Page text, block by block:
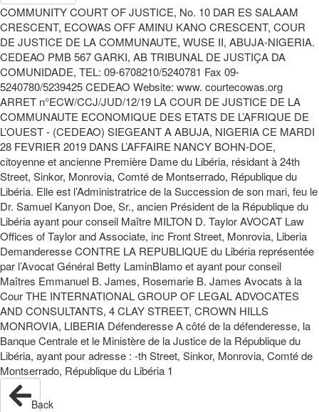
COMMUNITY COURT OF JUSTICE, No. 10 DAR ES SALAAM
CRESCENT, ECOWAS OFF AMINU KANO CRESCENT, COUR
DE JUSTICE DE LA COMMUNAUTE, WUSE II, ABUJA-NIGERIA.
CEDEAO PMB 567 GARKI, AB TRIBUNAL DE JUSTIÇA DA
COMUNIDADE, TEL: 09-6708210/5240781 Fax 09-
5240780/5239425 CEDEAO Website: www. courtecowas.org
ARRET n°ECW/CCJ/JUD/12/19 LA COUR DE JUSTICE DE LA
COMMUNAUTE ECONOMIQUE DES ETATS DE L’AFRIQUE DE
L’OUEST - (CEDEAO) SIEGEANT A ABUJA, NIGERIA CE MARDI
28 FEVRIER 2019 DANS L’AFFAIRE NANCY BOHN-DOE,
citoyenne et ancienne Première Dame du Libéria, résidant à 24th
Street, Sinkor, Monrovia, Comté de Montserrado, République du
Libéria. Elle est l’Administratrice de la Succession de son mari, feu le
Dr. Samuel Kanyon Doe, Sr., ancien Président de la République du
Libéria ayant pour conseil Maître MILTON D. Taylor AVOCAT Law
Offices of Taylor and Associate, inc Front Street, Monrovia, Liberia
Demanderesse CONTRE LA REPUBLIQUE du Libéria représentée
par l’Avocat Général Betty LaminBlamo et ayant pour conseil
Maîtres Emmanuel B. James, Rosemarie B. James Avocats à la
Cour THE INTERNATIONAL GROUP OF LEGAL ADVOCATES
AND CONSULTANTS, 4 CLAY STREET, CROWN HILLS
MONROVIA, LIBERIA Défenderesse A côté de la défenderesse, la
Banque Centrale et le Ministère de la Justice de la République du
Libéria, ayant pour adresse : -th Street, Sinkor, Monrovia, Comté de
Montserrado, République du Libéria 1
Back